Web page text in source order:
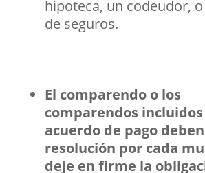
hipoteca, un codeudor,
de seguros.
El comparendo o los
comparendos
acuerdo de pago
resolución por cada
deje en firme la